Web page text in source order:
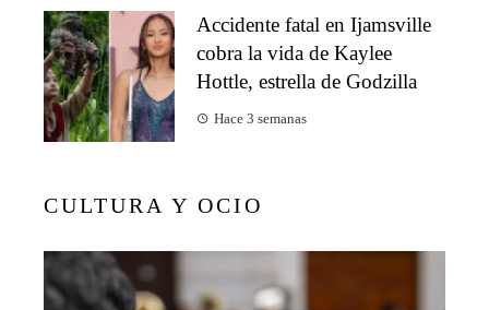
Accidente fatal en Ijamsville
cobra la vida de Kaylee
Hottle, estrella de Godzilla
Hace 3 semanas
CULTURA Y OCIO